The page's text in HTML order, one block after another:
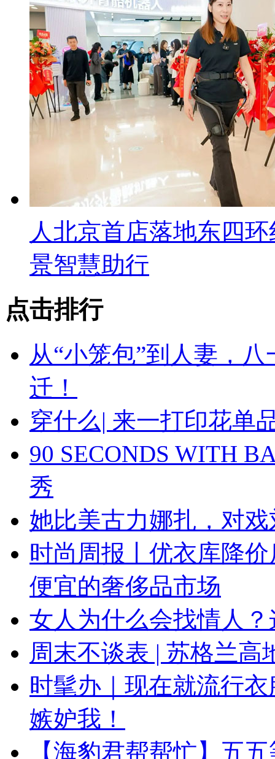
人北京首店落地东四
景智慧助行
点击排行
从“小笼包”到人妻，
迁！
穿什么| 来一打印花单
90 SECONDS WITH
秀
她比美古力娜扎，对
时尚周报丨优衣库降
便宜的奢侈品市场
女人为什么会找情人
周末不谈表 | 苏格兰
时髦办｜现在就流行
嫉妒我！
【海豹君帮帮忙】五